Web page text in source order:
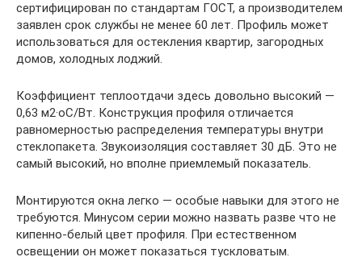
сертифицирован по стандартам ГОСТ, а производителем
заявлен срок службы не менее 60 лет. Профиль может
использоваться для остекления квартир, загородных
домов, холодных лоджий.
Коэффициент теплоотдачи здесь довольно высокий —
0,63 м2·оС/Вт. Конструкция профиля отличается
равномерностью распределения температуры внутри
стеклопакета. Звукоизоляция составляет 30 дБ. Это не
самый высокий, но вполне приемлемый показатель.
Монтируются окна легко — особые навыки для этого не
требуются. Минусом серии можно назвать разве что не
кипенно-белый цвет профиля. При естественном
освещении он может показаться тускловатым.